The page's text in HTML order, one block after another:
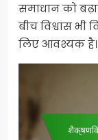
समाधान को
बीच विश्वास भी
लिए आवश्यक है।